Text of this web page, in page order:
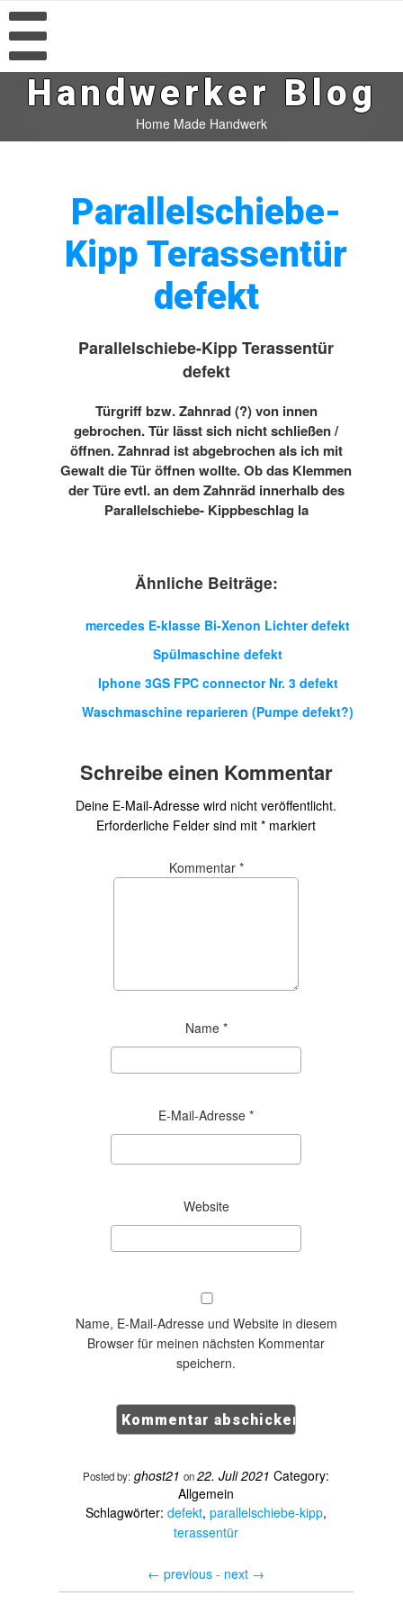
Handwerker Blog
Home Made Handwerk
Parallelschiebe-
Kipp Terassentür
defekt
Parallelschiebe-Kipp Terassentür
defekt
Türgriff bzw. Zahnrad (?) von innen
gebrochen. Tür lässt sich nicht schließen /
öffnen. Zahnrad ist abgebrochen als ich mit
Gewalt die Tür öffnen wollte. Ob das Klemmen
der Türe evtl. an dem Zahnräd innerhalb des
Parallelschiebe- Kippbeschlag la
Ähnliche Beiträge:
mercedes E-klasse Bi-Xenon Lichter defekt
Spülmaschine defekt
Iphone 3GS FPC connector Nr. 3 defekt
Waschmaschine reparieren (Pumpe defekt?)
Schreibe einen Kommentar
Deine E-Mail-Adresse wird nicht veröffentlicht.
Erforderliche Felder sind mit * markiert
Kommentar *
Name *
E-Mail-Adresse *
Website
Name, E-Mail-Adresse und Website in diesem
Browser für meinen nächsten Kommentar
speichern.
Posted by: ghost21 on22. Juli 2021 Category:
Allgemein
Schlagwörter: defekt, parallelschiebe-kipp,
terassentür
← previous - next →